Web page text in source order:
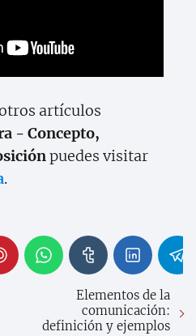
artículos
- Concepto,
puedes visitar
.
Elementos de la
comunicación:
definición y ejemplos